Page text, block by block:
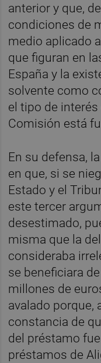
anterior y que,
condiciones de
medio aplicado
que figuran en
España y la
solvente como
el tipo de
Comisión está
En su defensa,
en que, si se
Estado y el
este tercer
desestimado,
misma que la
consideraba
se beneficiara
millones de
avalado porque,
constancia de
del préstamo
préstamos de